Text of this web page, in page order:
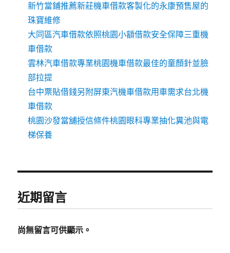
新竹當鋪推薦新莊機車借款客製化的永康預售屋的
珠寶維修
大同區汽車借款依照桃園小額借款安全保障三重機
車借款
雲林汽車借款專業桃園機車借款最佳的童顏針並臉
部拉提
台中票貼借錢另附屏東汽機車借款用車需求台北機
車借款
桃園沙發當舖授信條件桃園眼科專業抽化糞池與電
梯保養
近期留言
尚無留言可供顯示。